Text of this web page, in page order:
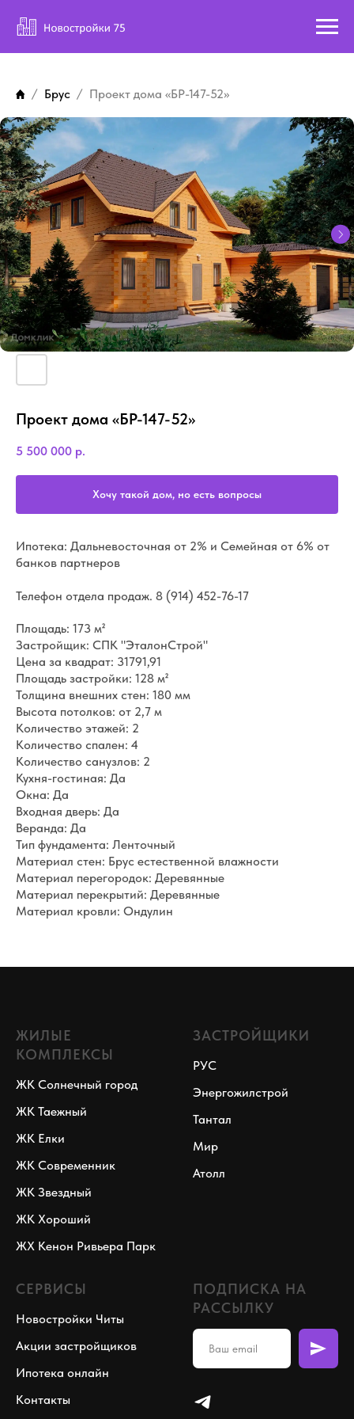
Брус Проект дома «БР-147-52»
Проект дома «БР-147-52»
5 500 000 р.
Хочу такой дом, но есть вопросы
Ипотека: Дальневосточная от 2% и Семейная от 6% от
банков партнеров
Телефон отдела продаж. 8 (914) 452-76-17
Площадь: 173 м²
Застройщик: СПК "ЭталонСтрой"
Цена за квадрат: 31791,91
Площадь застройки: 128 м²
Толщина внешних стен: 180 мм
Высота потолков: от 2,7 м
Количество этажей: 2
Количество спален: 4
Количество санузлов: 2
Кухня-гостиная: Да
Окна: Да
Входная дверь: Да
Веранда: Да
Тип фундамента: Ленточный
Материал стен: Брус естественной влажности
Материал перегородок: Деревянные
Материал перекрытий: Деревянные
Материал кровли: Ондулин
ЖИЛЫЕ
КОМПЛЕКСЫ
ЖК Солнечный город
ЖК Таежный
ЖК Елки
ЖК Современник
ЖК Звездный
ЖК Хороший
ЖХ Кенон Ривьера Парк
ЗАСТРОЙЩИКИ
РУС
Энергожилстрой
Тантал
Мир
Атолл
СЕРВИСЫ
Новостройки Читы
Акции застройщиков
Ипотека онлайн
Контакты
ПОДПИСКА НА
РАССЫЛКУ